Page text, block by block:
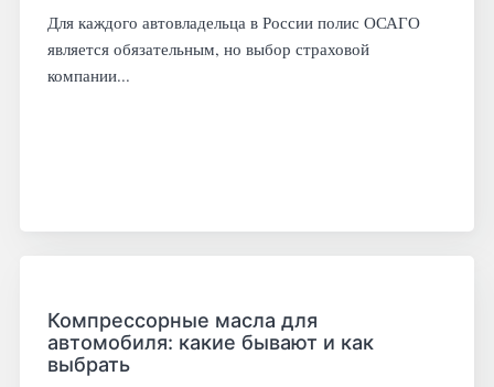
Для каждого автовладельца в России полис ОСАГО
является обязательным, но выбор страховой
компании...
Компрессорные масла для
автомобиля: какие бывают и как
выбрать